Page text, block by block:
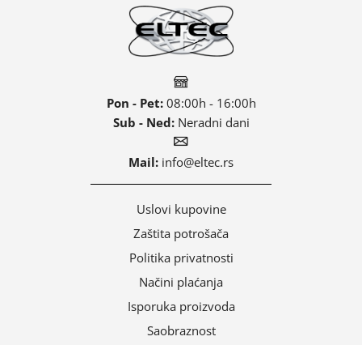
Pon - Pet:08:00h - 16:00h
Sub - Ned:Neradni dani
Mail: info@eltec.rs
Uslovi kupovine
Zaštita potrošača
Politika privatnosti
Načini plaćanja
Isporuka proizvoda
Saobraznost